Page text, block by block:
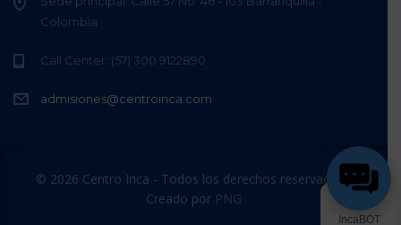
Colombia
Call Center: (57) 300 9122890
admisiones@centroinca.com
© 2026 Centro Inca - Todos los derechos reservados /
Creado por PNG